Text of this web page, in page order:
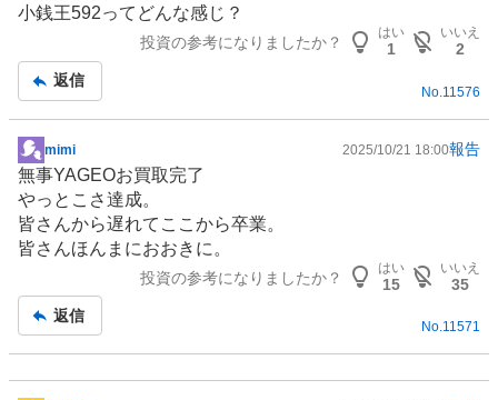
小銭王592ってどんな感じ？
投資の参考になりましたか？
はい
1
いいえ
2
返信
No. 11576
掲
示
板
記
事
mimi 2025/10/21 18:00報告
無事YAGEOお買取完了
やっとこさ達成。
皆さんから遅れてここから卒業。
皆さんほんまにおおきに。
投資の参考になりましたか？
はい
15
いいえ
35
返信
No.11571